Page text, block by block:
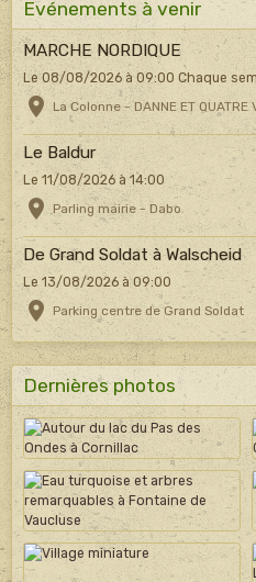
Evénements à venir
MARCHE NORDIQUE
Le 08/08/2026 à 09:00 Chaque
La Colonne - DANNE ET QUATRE
Le Baldur
Le 11/08/2026 à 14:00
Parling mairie - Dabo
De Grand Soldat à Walscheid
Le 13/08/2026 à 09:00
Parking centre de Grand Soldat
Dernières photos